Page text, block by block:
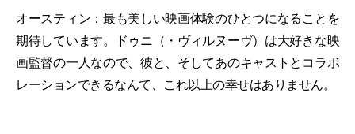
オースティン：最も美しい映画体験のひとつになることを
期待しています。ドゥニ（・ヴィルヌーヴ）は大好きな映
画監督の一人なので、彼と、そしてあのキャストとコラボ
レーションできるなんて、これ以上の幸せはありません。